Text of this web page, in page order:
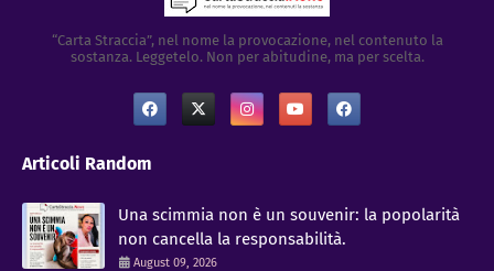
“Carta Straccia”, nel nome la provocazione, nel contenuto la
sostanza. Leggetelo. Non per abitudine, ma per scelta.
Articoli Random
Una scimmia non è un souvenir: la popolarità
non cancella la responsabilità.
August 09, 2026